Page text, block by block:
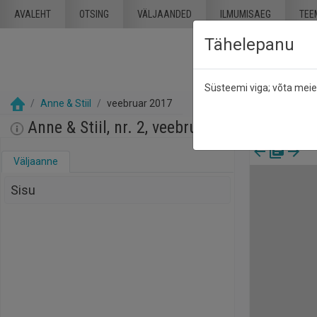
AVALEHT OTSING VÄLJAANDED ILMUMISAEG
Anne & Stiil veebruar 2017
Anne & Stiil, nr. 2, veebruar 2017
Väljaanne
Sisu
Tähelepanu
Süsteemi viga; võta